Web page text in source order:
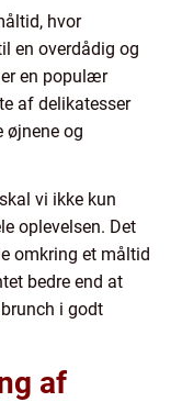
hvor
en overdådig og
en populær
af delikatesser
øjnene og
vi ikke kun
oplevelsen. Det
omkring et måltid
bedre end at
i godt
af